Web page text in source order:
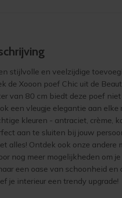
stijlvolle en veelzijdige
de Xooon poef Chic uit de
van 80 cm biedt deze poef
een vleugje elegantie aan elke
kleuren - antraciet, crème,
aan te sluiten bij jouw
alles! Ontdek ook onze andere
nog meer mogelijkheden om
een oase van schoonheid en
je interieur een trendy upgrade!